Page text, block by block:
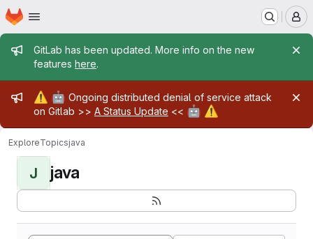
Skip to main content
Homepage
Admin message
GitLab has been updated. More info on the new
features here.
Admin message
⚠️ 🤖 Ongoing distributed denial of service attack
on Gitlab >> A Status Update << 🤖 ⚠️
ExploreTopicsjava
J java